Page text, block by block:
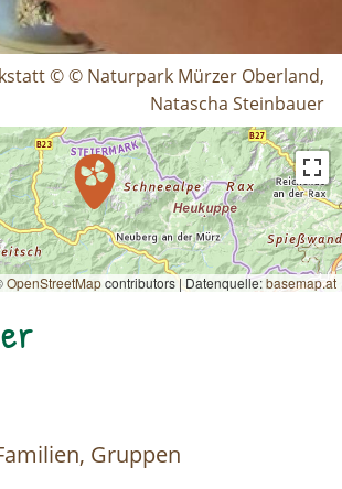
© © Naturpark Mürzer Oberland,
Natascha Steinbauer
OpenStreetMapcontributors | Datenquelle:basemap.at
Gruppen